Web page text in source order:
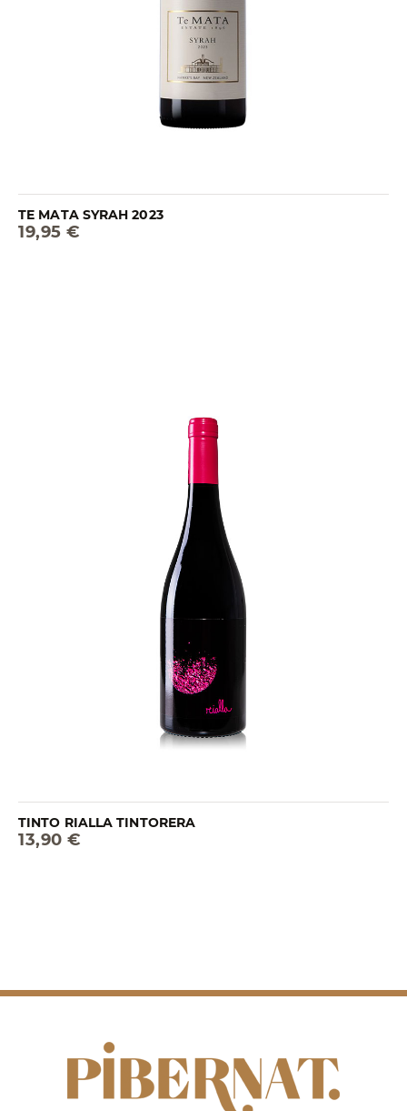
TE MATA SYRAH 2023
19,95 €
TINTO RIALLA TINTORERA
13,90 €